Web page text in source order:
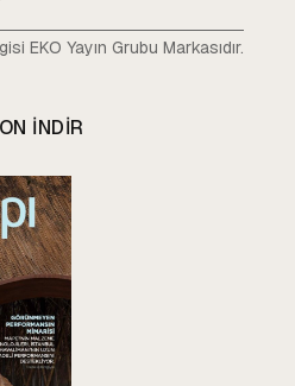
EKO Yayın Grubu Markasıdır.
INDIR